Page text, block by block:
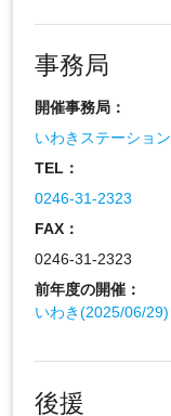
事務局
開催事務局：
いわきステーション
TEL：
0246-31-2323
FAX：
0246-31-2323
前年度の開催：
いわき(2025/06/29)
後援